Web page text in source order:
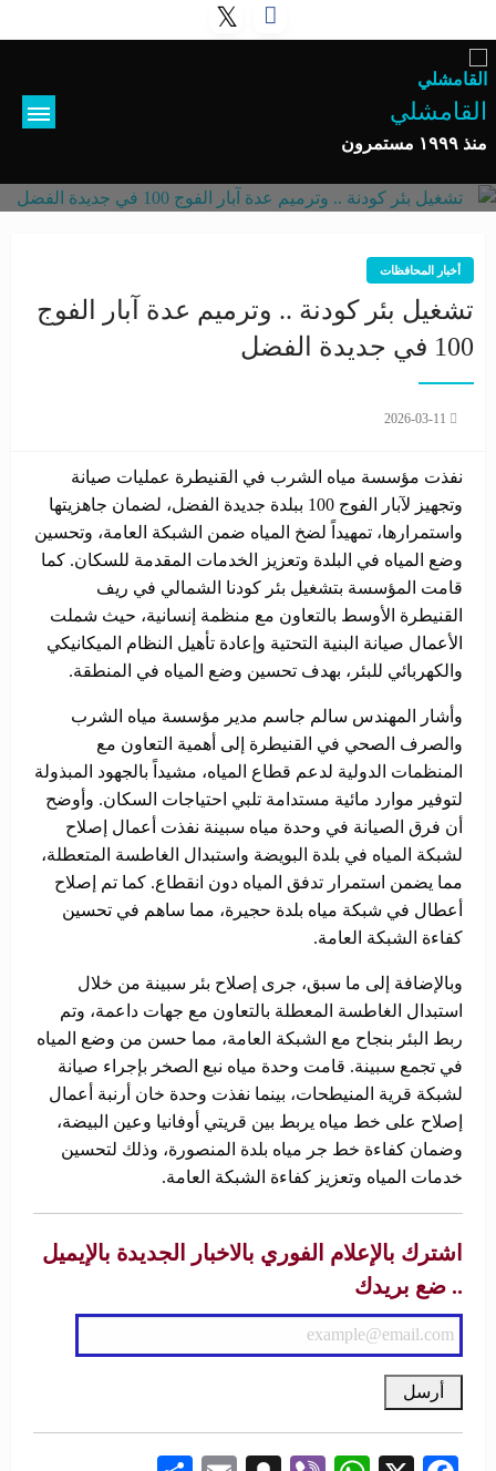
القامشلي
منذ ١٩٩٩ مستمرون
أخبار المحافظات
تشغيل بئر كودنة .. وترميم عدة آبار الفوج
100 في جديدة الفضل
2026-03-11
نفذت مؤسسة مياه الشرب في القنيطرة عمليات صيانة
وتجهيز لآبار الفوج 100 ببلدة جديدة الفضل، لضمان جاهزيتها
واستمرارها، تمهيداً لضخ المياه ضمن الشبكة العامة، وتحسين
وضع المياه في البلدة وتعزيز الخدمات المقدمة للسكان. كما
قامت المؤسسة بتشغيل بئر كودنا الشمالي في ريف
القنيطرة الأوسط بالتعاون مع منظمة إنسانية، حيث شملت
الأعمال صيانة البنية التحتية وإعادة تأهيل النظام الميكانيكي
والكهربائي للبئر، بهدف تحسين وضع المياه في المنطقة.
وأشار المهندس سالم جاسم مدير مؤسسة مياه الشرب
والصرف الصحي في القنيطرة إلى أهمية التعاون مع
المنظمات الدولية لدعم قطاع المياه، مشيداً بالجهود المبذولة
لتوفير موارد مائية مستدامة تلبي احتياجات السكان. وأوضح
أن فرق الصيانة في وحدة مياه سبينة نفذت أعمال إصلاح
لشبكة المياه في بلدة البويضة واستبدال الغاطسة المتعطلة،
مما يضمن استمرار تدفق المياه دون انقطاع. كما تم إصلاح
أعطال في شبكة مياه بلدة حجيرة، مما ساهم في تحسين
كفاءة الشبكة العامة.
وبالإضافة إلى ما سبق، جرى إصلاح بئر سبينة من خلال
استبدال الغاطسة المعطلة بالتعاون مع جهات داعمة، وتم
ربط البئر بنجاح مع الشبكة العامة، مما حسن من وضع المياه
في تجمع سبينة. قامت وحدة مياه نبع الصخر بإجراء صيانة
لشبكة قرية المنيطحات، بينما نفذت وحدة خان أرنبة أعمال
إصلاح على خط مياه يربط بين قريتي أوفانيا وعين البيضة،
وضمان كفاءة خط جر مياه بلدة المنصورة، وذلك لتحسين
خدمات المياه وتعزيز كفاءة الشبكة العامة.
اشترك بالإعلام الفوري بالاخبار الجديدة بالإيميل
.. ضع بريدك